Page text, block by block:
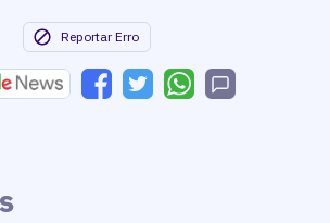
Reportar Erro